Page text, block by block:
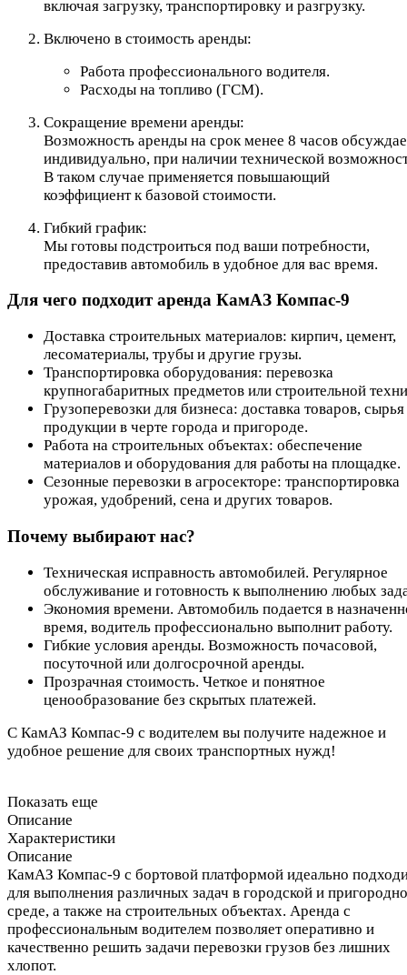
включая загрузку, транспортировку и разгрузку.
Включено в стоимость аренды:
Работа профессионального водителя.
Расходы на топливо (ГСМ).
Сокращение времени аренды:
Возможность аренды на срок менее 8 часов
индивидуально, при наличии технической
В таком случае применяется повышающий
коэффициент к базовой стоимости.
Гибкий график:
Мы готовы подстроиться под ваши потребности,
предоставив автомобиль в удобное для вас время.
Для чего подходит аренда КамАЗ Компас-9
Доставка строительных материалов: кирпич, цемент,
лесоматериалы, трубы и другие грузы.
Транспортировка оборудования: перевозка
крупногабаритных предметов или строительной
Грузоперевозки для бизнеса: доставка товаров,
продукции в черте города и пригороде.
Работа на строительных объектах: обеспечение
материалов и оборудования для работы на площадке.
Сезонные перевозки в агросекторе: транспортировка
урожая, удобрений, сена и других товаров.
Почему выбирают нас?
Техническая исправность автомобилей. Регулярное
обслуживание и готовность к выполнению любых
Экономия времени. Автомобиль подается в
время, водитель профессионально выполнит работу.
Гибкие условия аренды. Возможность почасовой,
посуточной или долгосрочной аренды.
Прозрачная стоимость. Четкое и понятное
ценообразование без скрытых платежей.
С КамАЗ Компас-9 с водителем вы получите надежное и
удобное решение для своих транспортных нужд!
Показать еще
Описание
Характеристики
Описание
КамАЗ Компас-9 с бортовой платформой идеально
для выполнения различных задач в городской и
среде, а также на строительных объектах. Аренда с
профессиональным водителем позволяет оперативно и
качественно решить задачи перевозки грузов без лишних
хлопот.